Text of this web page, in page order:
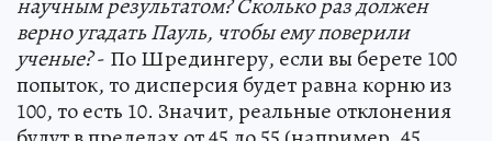
научным результатом? Сколько раз должен
верно угадать Пауль, чтобы ему поверили
ученые?- По Шредингеру, если вы берете 100
попыток, то дисперсия будет равна корню из
100, то есть 10. Значит, реальные отклонения